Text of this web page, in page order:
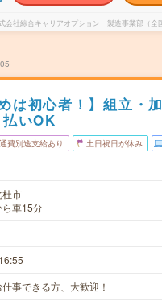
会社綜合キャリアオプション 製造事業部（全国
は初心者！】組立・
いOK
費別途支給あり 土日祝日が休み
杜市
車15分
事できる方、大歓迎！